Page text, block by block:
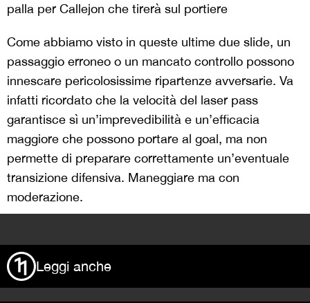
palla per Callejon che tirerà sul portiere
Come abbiamo visto in queste ultime due slide, un
passaggio erroneo o un mancato controllo possono
innescare pericolosissime ripartenze avversarie. Va
infatti ricordato che la velocità del laser pass
garantisce sì un’imprevedibilità e un’efficacia
maggiore che possono portare al goal, ma non
permette di preparare correttamente un’eventuale
transizione difensiva. Maneggiare ma con
moderazione.
Leggi anche